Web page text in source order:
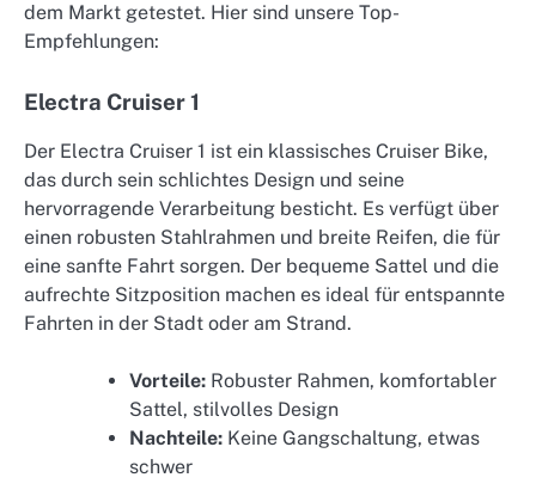
dem Markt getestet. Hier sind unsere Top-
Empfehlungen:
Electra Cruiser 1
Der Electra Cruiser 1 ist ein klassisches Cruiser Bike,
das durch sein schlichtes Design und seine
hervorragende Verarbeitung besticht. Es verfügt über
einen robusten Stahlrahmen und breite Reifen, die für
eine sanfte Fahrt sorgen. Der bequeme Sattel und die
aufrechte Sitzposition machen es ideal für entspannte
Fahrten in der Stadt oder am Strand.
Vorteile: Robuster Rahmen, komfortabler
Sattel, stilvolles Design
Nachteile: Keine Gangschaltung, etwas
schwer